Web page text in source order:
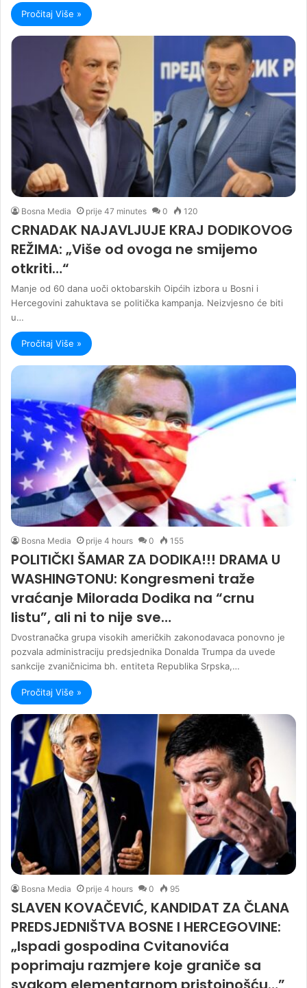
Pročitaj Više »
Bosna Media prije 47 minutes 0 120
CRNADAK NAJAVLJUJE KRAJ DODIKOVOG
REŽIMA: „Više od ovoga ne smijemo
otkriti…“
Manje od 60 dana uoči oktobarskih Oipćih izbora u Bosni i
Hercegovini zahuktava se politička kampanja. Neizvjesno će biti
u…
Pročitaj Više »
Bosna Media prije 4 hours 0 155
POLITIČKI ŠAMAR ZA DODIKA!!! DRAMA U
WASHINGTONU: Kongresmeni traže
vraćanje Milorada Dodika na “crnu
listu”, ali ni to nije sve…
Dvostranačka grupa visokih američkih zakonodavaca ponovno je
pozvala administraciju predsjednika Donalda Trumpa da uvede
sankcije zvaničnicima bh. entiteta Republika Srpska,…
Pročitaj Više »
Bosna Media prije 4 hours 0 95
SLAVEN KOVAČEVIĆ, KANDIDAT ZA ČLANA
PREDSJEDNIŠTVA BOSNE I HERCEGOVINE:
„Ispadi gospodina Cvitanovića
poprimaju razmjere koje graniče sa